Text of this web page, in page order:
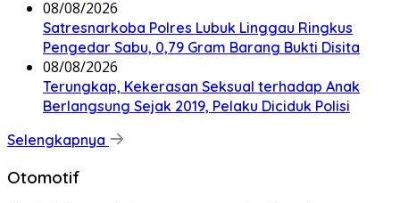
08/08/2026
Satresnarkoba Polres Lubuk Linggau Ringkus
Pengedar Sabu, 0,79 Gram Barang Bukti Disita
08/08/2026
Terungkap, Kekerasan Seksual terhadap Anak
Berlangsung Sejak 2019, Pelaku Diciduk Polisi
Selengkapnya
Otomotif